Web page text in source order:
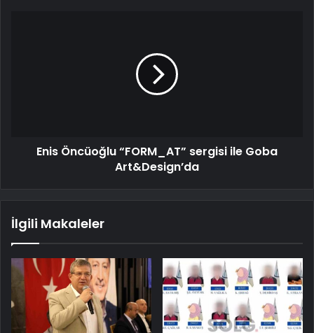
Enis Öncüoğlu “FORM_AT” sergisi ile Goba
Art&Design’da
İlgili Makaleler